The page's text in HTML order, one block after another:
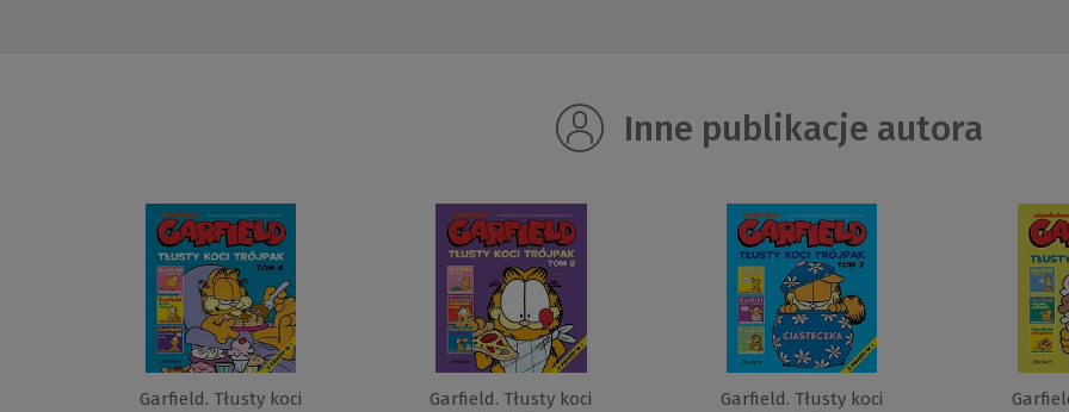
Inne publikacje autora
Garfield. Tłusty koci
Garfield. Tłusty koci
Garfield. Tłusty koci